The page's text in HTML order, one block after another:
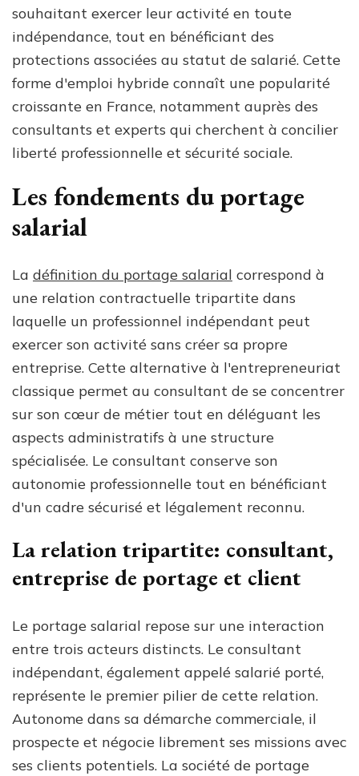
souhaitant exercer leur activité en toute
indépendance, tout en bénéficiant des
protections associées au statut de salarié. Cette
forme d'emploi hybride connaît une popularité
croissante en France, notamment auprès des
consultants et experts qui cherchent à concilier
liberté professionnelle et sécurité sociale.
Les fondements du portage
salarial
La définition du portage salarial correspond à
une relation contractuelle tripartite dans
laquelle un professionnel indépendant peut
exercer son activité sans créer sa propre
entreprise. Cette alternative à l'entrepreneuriat
classique permet au consultant de se concentrer
sur son cœur de métier tout en déléguant les
aspects administratifs à une structure
spécialisée. Le consultant conserve son
autonomie professionnelle tout en bénéficiant
d'un cadre sécurisé et légalement reconnu.
La relation tripartite: consultant,
entreprise de portage et client
Le portage salarial repose sur une interaction
entre trois acteurs distincts. Le consultant
indépendant, également appelé salarié porté,
représente le premier pilier de cette relation.
Autonome dans sa démarche commerciale, il
prospecte et négocie librement ses missions avec
ses clients potentiels. La société de portage